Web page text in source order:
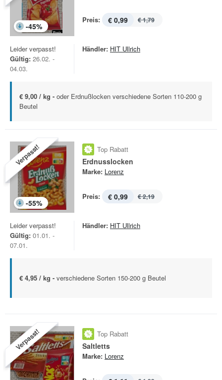
-45%
Preis: € 0,99 € 1,79
Leider verpasst!
Gültig: 26.02. -
04.03.
Händler: HIT Ullrich
€ 9,00 / kg - oder Erdnußlocken verschiedene Sorten 110-200 g
Beutel
Verpasst!
-55%
Top Rabatt
Erdnusslocken
Marke: Lorenz
Preis: € 0,99 € 2,19
Leider verpasst!
Gültig: 01.01. -
07.01.
Händler: HIT Ullrich
€ 4,95 / kg - verschiedene Sorten 150-200 g Beutel
Verpasst! Top Rabatt
Saltletts
Marke: Lorenz